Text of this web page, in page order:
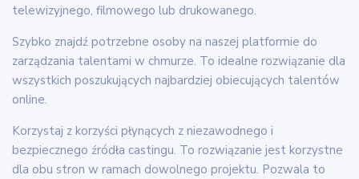
telewizyjnego, filmowego lub drukowanego.
Szybko znajdź potrzebne osoby na naszej platformie do
zarządzania talentami w chmurze. To idealne rozwiązanie dla
wszystkich poszukujących najbardziej obiecujących talentów
online.
Korzystaj z korzyści płynących z niezawodnego i
bezpiecznego źródła castingu. To rozwiązanie jest korzystne
dla obu stron w ramach dowolnego projektu. Pozwala to